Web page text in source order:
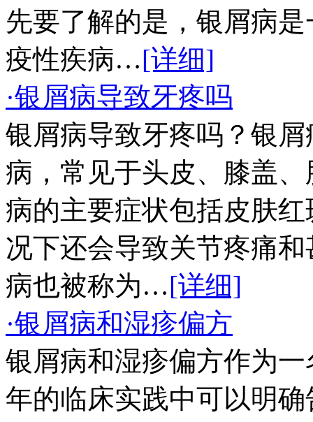
先要了解的是，银屑病
疫性疾病…[详细]
·银屑病导致牙疼吗
银屑病导致牙疼吗？银
病，常见于头皮、膝盖
病的主要症状包括皮肤
况下还会导致关节疼痛
病也被称为…[详细]
·银屑病和湿疹偏方
银屑病和湿疹偏方作为
年的临床实践中可以明